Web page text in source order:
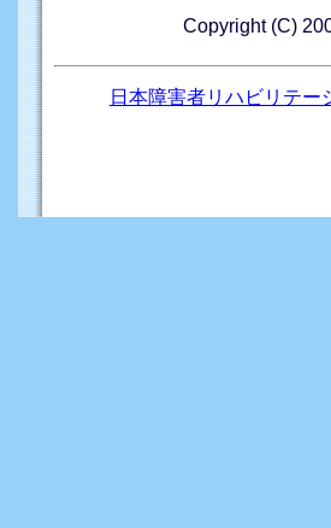
Copyright (C)
日本障害者リハビリテ